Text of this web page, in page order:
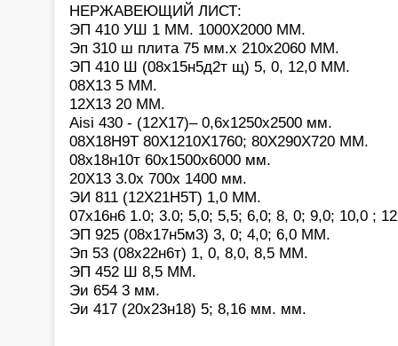
НЕРЖАВЕЮЩИЙ ЛИСТ:
ЭП 410 УШ 1 ММ. 1000Х2000 ММ.
Эп 310 ш плита 75 мм.х 210х2060 ММ.
ЭП 410 Ш (08х15н5д2т щ) 5, 0, 12,0 ММ.
08Х13 5 ММ.
12Х13 20 ММ.
Aisi 430 - (12Х17)– 0,6х1250х2500 мм.
08Х18Н9Т 80Х1210Х1760; 80Х290Х720 ММ.
08х18н10т 60х1500х6000 мм.
20Х13 3.0х 700х 1400 мм.
ЭИ 811 (12Х21Н5Т) 1,0 ММ.
07х16н6 1.0; 3.0; 5,0; 5,5; 6,0; 8, 0; 9,0; 10,0 ;
ЭП 925 (08х17н5м3) 3, 0; 4,0; 6,0 ММ.
Эп 53 (08х22н6т) 1, 0, 8,0, 8,5 ММ.
ЭП 452 Ш 8,5 ММ.
Эи 654 3 мм.
Эи 417 (20х23н18) 5; 8,16 мм. мм.